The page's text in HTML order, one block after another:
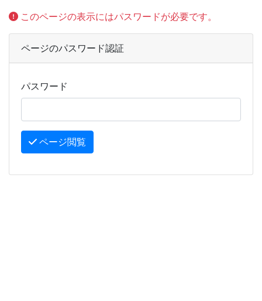
このページの表示にはパスワードが必要です。
ページのパスワード認証
パスワード
ページ閲覧